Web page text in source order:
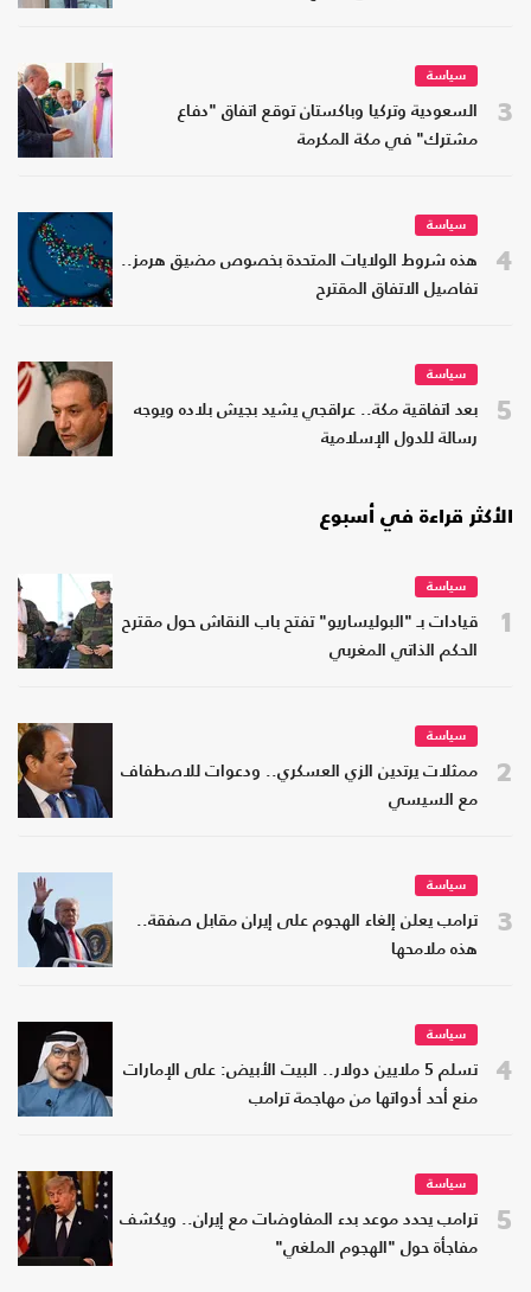
3
سياسة
السعودية وتركيا وباكستان توقع اتفاق "دفاع
مشترك" في مكة المكرمة
4
سياسة
هذه شروط الولايات المتحدة بخصوص مضيق هرمز..
تفاصيل الاتفاق المقترح
5
سياسة
بعد اتفاقية مكة.. عراقجي يشيد بجيش بلاده ويوجه
رسالة للدول الإسلامية
الأكثر قراءة في أسبوع
1
سياسة
قيادات بـ "البوليساريو" تفتح باب النقاش حول مقترح
الحكم الذاتي المغربي
2
سياسة
ممثلات يرتدين الزي العسكري.. ودعوات للاصطفاف
مع السيسي
3
سياسة
ترامب يعلن إلغاء الهجوم على إيران مقابل صفقة..
هذه ملامحها
4
سياسة
تسلم 5 ملايين دولار.. البيت الأبيض: على الإمارات
منع أحد أدواتها من مهاجمة ترامب
5
سياسة
ترامب يحدد موعد بدء المفاوضات مع إيران.. ويكشف
مفاجأة حول "الهجوم الملغي"